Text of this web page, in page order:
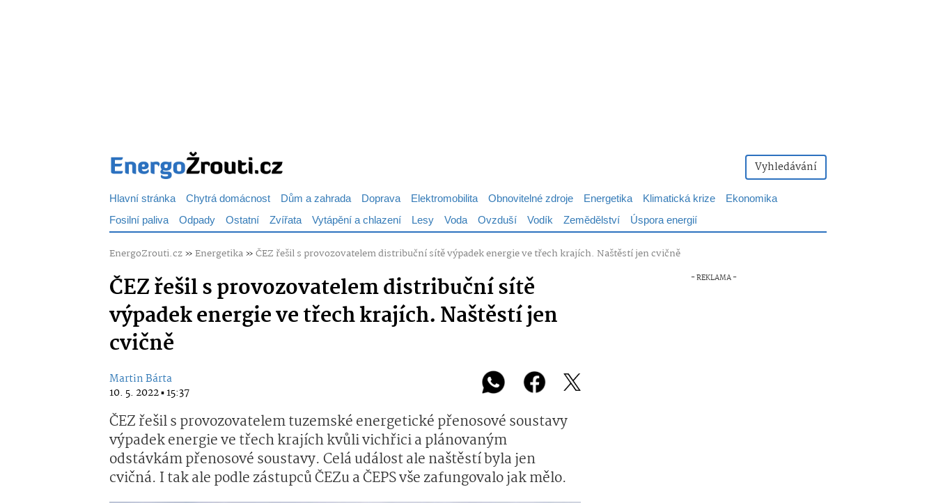
Vyhledávání
Hlavní stránka Chytrá domácnost Dům a zahrada Doprava Elektromobilita Obnovitelné zdroje Energetika Klimatická krize
Ekonomika
Fosilní paliva Odpady Ostatní Zvířata Vytápění a chlazení Lesy Voda Ovzduší Vodík Zemědělství Úspora energií
EnergoZrouti.cz»Energetika»ČEZ řešil s provozovatelem distribuční sítě výpadek energie ve třech krajích. Naštěstí jen cvičně
ČEZ řešil s provozovatelem distribuční sítě
výpadek energie ve třech krajích. Naštěstí jen
cvičně
Martin Bárta
10. 5. 2022 ▪ 15:37
ČEZ řešil s provozovatelem tuzemské energetické přenosové soustavy
výpadek energie ve třech krajích kvůli vichřici a plánovaným
odstávkám přenosové soustavy. Celá událost ale naštěstí byla jen
cvičná. I tak ale podle zástupců ČEZu a ČEPS vše zafungovalo jak mělo.